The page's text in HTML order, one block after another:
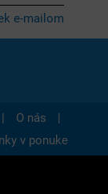
e-mailom
| O nás
|
v ponuke